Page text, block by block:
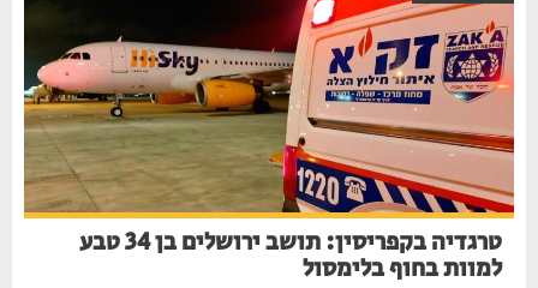
טרגדיה בקפריסין: תושב ירושלים בן 34 טבע
למוות בחוף בלימסול